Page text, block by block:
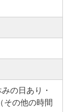
の日あり・
その他の時間